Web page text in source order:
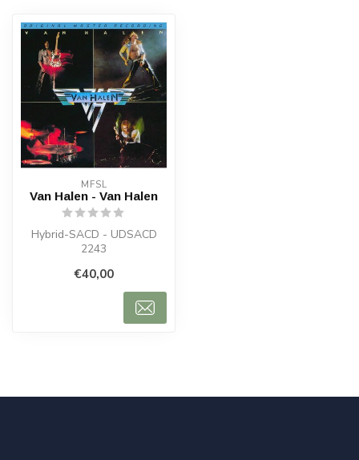
MFSL
Van Halen - Van Halen
Hybrid-SACD - UDSACD
2243
€40,00